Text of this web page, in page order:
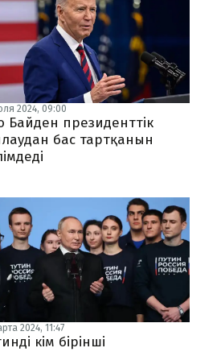
2024, 09:00
Байден президенттік
бас тартқанын
2024, 11:47
кім бірінші